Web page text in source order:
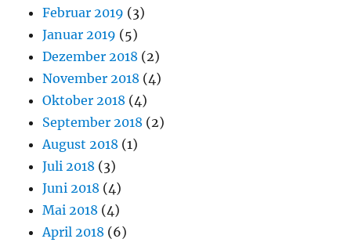
Februar 2019 (3)
Januar 2019 (5)
Dezember 2018 (2)
November 2018 (4)
Oktober 2018 (4)
September 2018 (2)
August 2018 (1)
Juli 2018 (3)
Juni 2018 (4)
Mai 2018 (4)
April 2018 (6)